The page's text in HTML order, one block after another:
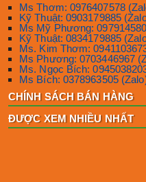
Ms Thơm: 0976407578
Kỹ Thuật: 0903179885
Ms Mỹ Phương:
Kỹ Thuật: 0834179885
Ms. Kim Thơm:
Ms Phương: 0703446967
Ms. Ngọc Bích:
Ms Bích: 0378963505
CHÍNH SÁCH BÁN HÀNG
ĐƯỢC XEM NHIỀU NHẤT